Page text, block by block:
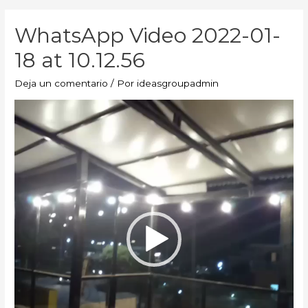
WhatsApp Video 2022-01-
18 at 10.12.56
Deja un comentario / Por ideasgroupadmin
Reproductor
de
vídeo